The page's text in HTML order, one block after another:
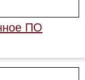
ПО